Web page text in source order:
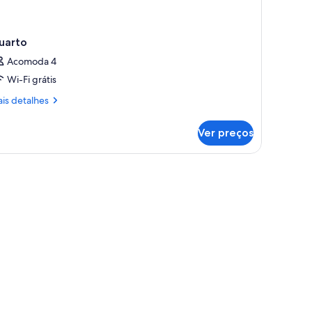
Acomoda 4
Wi-Fi grátis
detalhes
Ver preços